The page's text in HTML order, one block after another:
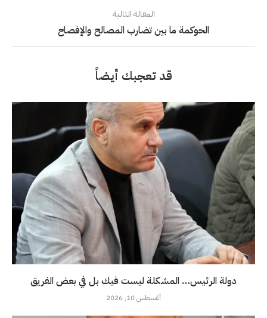
المقالة التالية
الحوكمة ما بين تضارب المصالح والإفصاح
قد تعجبك أيضاً
دولة الرئيس… المشكلة ليست فيك بل في بعض الفريق
أغسطس 10, 2026